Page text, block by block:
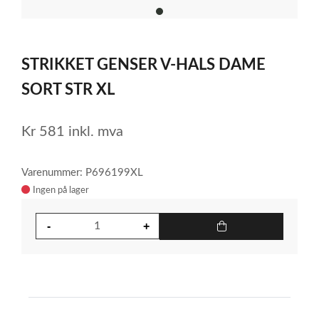
item
of
1
STRIKKET GENSER V-HALS DAME
SORT STR XL
Kr 581 inkl. mva
Varenummer: P696199XL
Ingen på lager